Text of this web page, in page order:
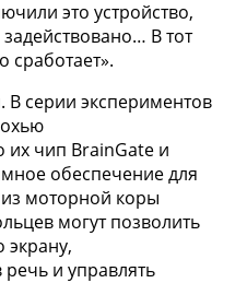
это устройство,
В тот
сработает».
В серии экспериментов
их чип BrainGate и
обеспечение для
моторной коры
могут позволить
и управлять